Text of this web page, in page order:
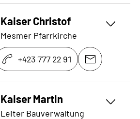
Kaiser Christof
Mesmer Pfarrkirche
+423 777 22 91
Kaiser Martin
Leiter Bauverwaltung